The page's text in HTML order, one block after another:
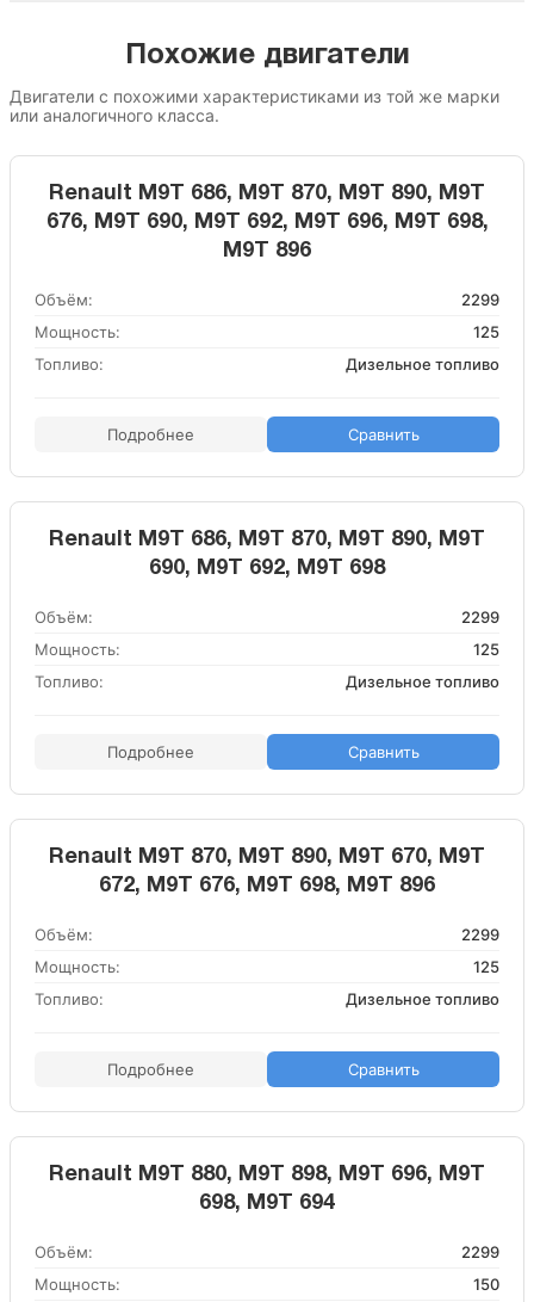
Похожие двигатели
Двигатели с похожими характеристиками из той же марки
или аналогичного класса.
Renault M9T 686, M9T 870, M9T 890, M9T
676, M9T 690, M9T 692, M9T 696, M9T 698,
M9T 896
Объём:
2299
Мощность:
125
Топливо:
Дизельное топливо
Подробнее Сравнить
Renault M9T 686, M9T 870, M9T 890, M9T
690, M9T 692, M9T 698
Объём:
2299
Мощность:
125
Топливо:
Дизельное топливо
Подробнее Сравнить
Renault M9T 870, M9T 890, M9T 670, M9T
672, M9T 676, M9T 698, M9T 896
Объём:
2299
Мощность:
125
Топливо:
Дизельное топливо
Подробнее Сравнить
Renault M9T 880, M9T 898, M9T 696, M9T
698, M9T 694
Объём:
2299
Мощность:
150